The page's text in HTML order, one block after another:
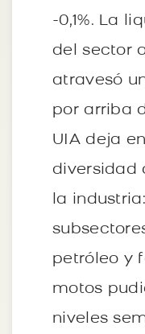
-0,1%. La
del sector
atravesó
por arriba
UIA deja
diversidad
la
petróleo y
motos
niveles